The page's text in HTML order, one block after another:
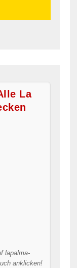
La
lapalma-
anklicken!